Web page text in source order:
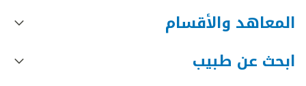
المعاهد والأقسام
ابحث عن طبيب